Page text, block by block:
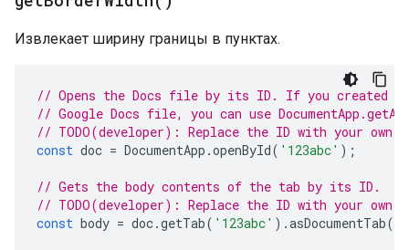
Извлекает ширину границы в пунктах.
// Opens the Docs file by its ID. If you created
// Google Docs file, you can use
// TODO(developer): Replace the ID with your own.
const doc = DocumentApp .openById( '123abc' );
// Gets the body contents of the tab by its ID.
// TODO(developer): Replace the ID with your own.
const body = doc.getTab( '123abc' ).asDocumentTab().